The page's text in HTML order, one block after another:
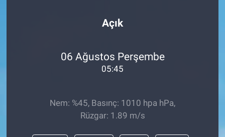
Açık
06 Ağustos Perşembe
05:45
Nem: %45, Basınç: 1010 hpa hPa,
Rüzgar: 1.89 m/s